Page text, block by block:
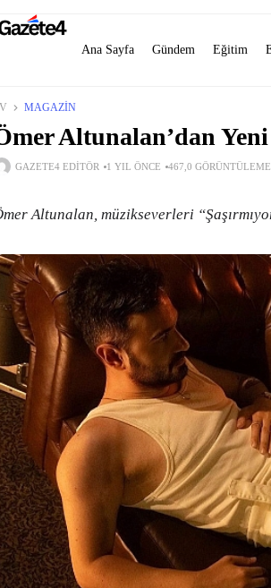
Ana Sayfa Gündem Eğitim
MAGAZIN
Altunalan’dan Yeni
GAZETE4 EDITÖR 1 YIL ÖNCE 467,0 GÖRÜNTÜLEME
Altunalan, müzikseverleri